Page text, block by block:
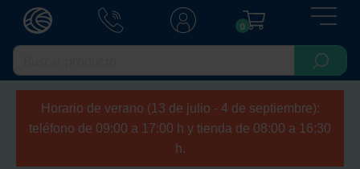
0
Horario de verano (13 de julio - 4 de septiembre):
teléfono de 09:00 a 17:00 h y tienda de 08:00 a 16:30
h.